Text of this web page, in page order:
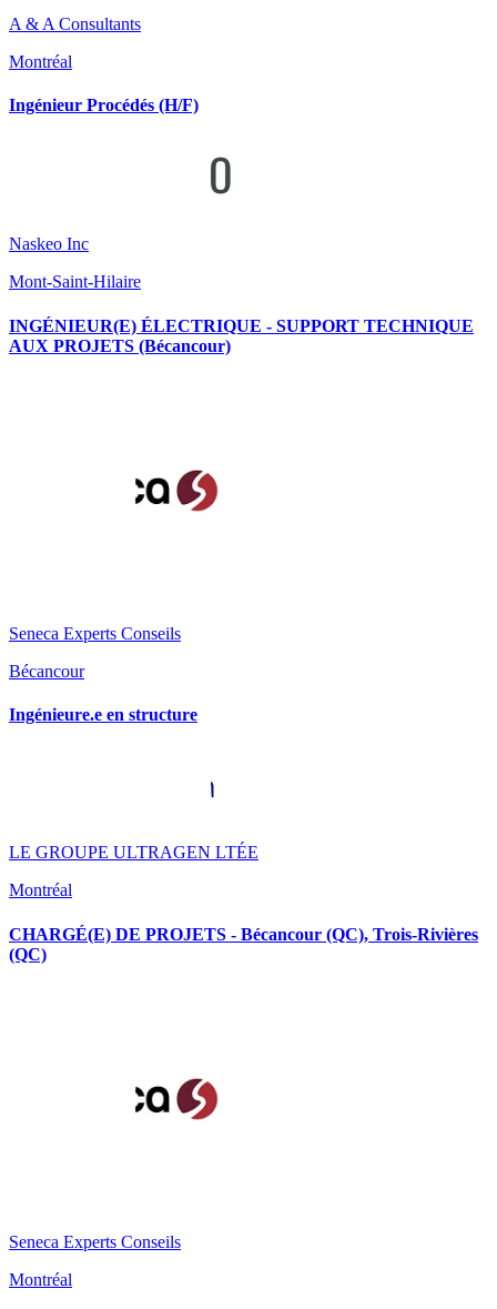
A & A Consultants
Montréal
Ingénieur Procédés (H/F)
Naskeo Inc
Mont-Saint-Hilaire
INGÉNIEUR(E) ÉLECTRIQUE - SUPPORT TECHNIQUE
AUX PROJETS (Bécancour)
Seneca Experts Conseils
Bécancour
Ingénieure.e en structure
LE GROUPE ULTRAGEN LTÉE
Montréal
CHARGÉ(E) DE PROJETS - Bécancour (QC), Trois-Rivières
(QC)
Seneca Experts Conseils
Montréal